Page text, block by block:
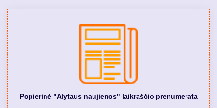
Popierinė "Alytaus naujienos" laikraščio prenumerata